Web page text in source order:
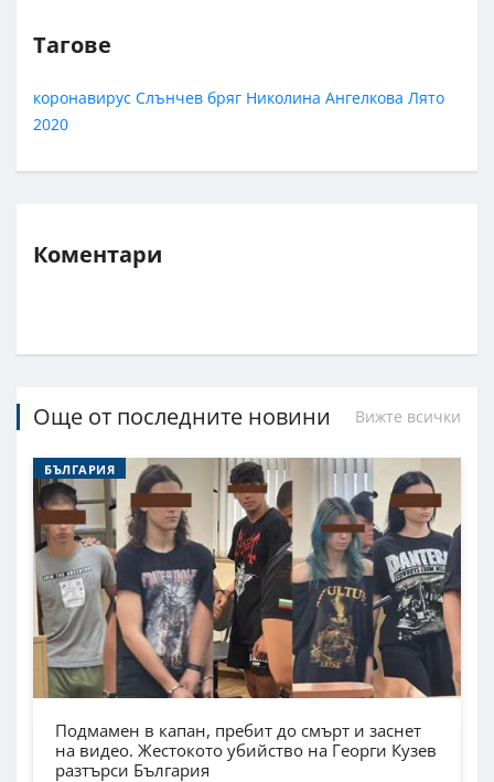
Тагове
коронавирус Слънчев бряг Николина Ангелкова Лято
2020
Коментари
Още от последните новини Вижте всички
БЪЛГАРИЯ
Подмамен в капан, пребит до смърт и заснет
на видео. Жестокото убийство на Георги Кузев
разтърси България